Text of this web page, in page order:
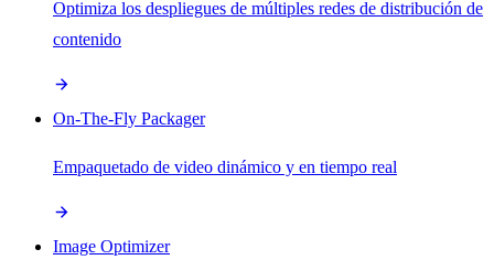
Optimiza los despliegues de múltiples redes de distribución de
contenido
On-The-Fly Packager
Empaquetado de video dinámico y en tiempo real
Image Optimizer